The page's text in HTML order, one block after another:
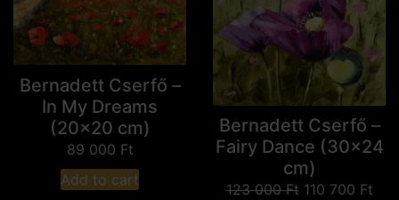
Bernadett Cserfő –
In My Dreams
(20x20 cm)
89 000 Ft
Add to cart
Bernadett Cserfő –
Fairy Dance (30x24
cm)
123 000Ft 110 700 Ft